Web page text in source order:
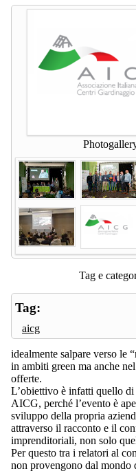
Tag e
Tag:
aicg
idealmente salpare verso le
in ambiti green ma anche
offerte.
L’obiettivo è infatti quello
AICG, perché l’evento è
sviluppo della propria
attraverso il racconto e il
imprenditoriali, non solo
Per questo tra i relatori al
non provengono dal mondo